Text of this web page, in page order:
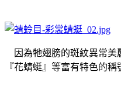
因為牠翅膀的斑紋異常美
『花蜻蜓』等富有特色的稱